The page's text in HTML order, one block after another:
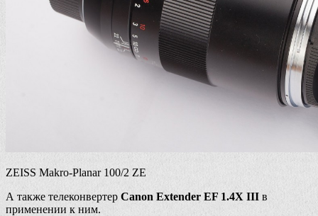
ZEISS Makro-Planar 100/2 ZE
А также телеконвертер Canon Extender EF 1.4X III в
применении к ним.